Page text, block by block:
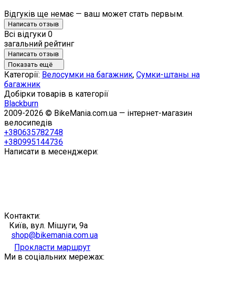
Відгуків ще немає — ваш может стать первым.
Написать отзыв
Всі відгуки 0
загальний рейтинг
Написать отзыв
Показать ещё
Категорії: Велосумки на багажник, Сумки-штаны на
багажник
Добірки товарів в категорії
Blackburn
2009-2026 © BikeMania.com.ua — інтернет-магазин
велосипедів
+380635782748
+380995144736
Написати в месенджери:
Контакти:
Київ, вул. Мішуги, 9а
shop@bikemania.com.ua
Прокласти маршрут
Ми в соціальних мережах: